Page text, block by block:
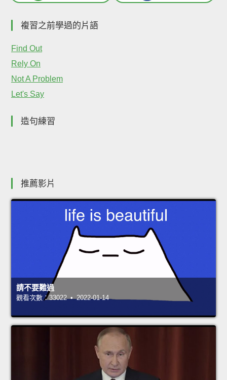
複習之前學過的片語
Find Out
Rely On
Not A Problem
Let's Say
造句練習
推薦影片
請不要難過
觀看次數：33022 • 2022-01-14